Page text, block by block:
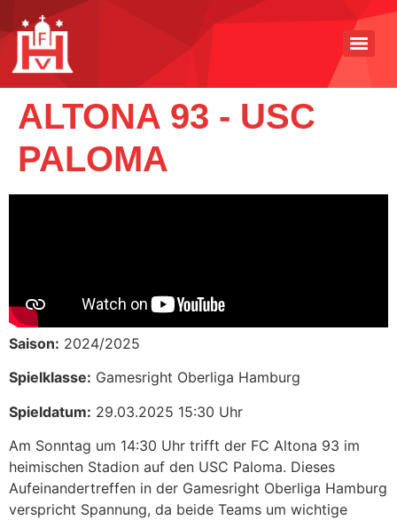
ALTONA 93 - USC
PALOMA
Saison: 2024/2025
Spielklasse: Gamesright Oberliga Hamburg
Spieldatum: 29.03.2025 15:30 Uhr
Am Sonntag um 14:30 Uhr trifft der FC Altona 93 im
heimischen Stadion auf den USC Paloma. Dieses
Aufeinandertreffen in der Gamesright Oberliga Hamburg
verspricht Spannung, da beide Teams um wichtige